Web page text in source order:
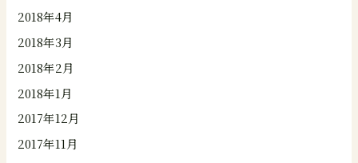
2018年4月
2018年3月
2018年2月
2018年1月
2017年12月
2017年11月